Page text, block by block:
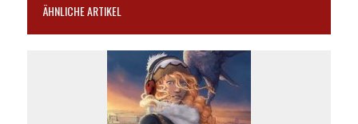
ÄHNLICHE ARTIKEL